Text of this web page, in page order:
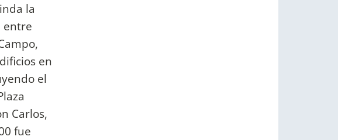
la
entre
en
el
Carlos,
fue